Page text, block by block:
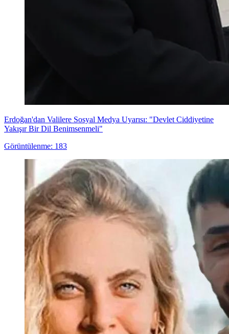
Erdoğan'dan Valilere Sosyal Medya Uyarısı: "Devlet Ciddiyetine
Yakışır Bir Dil Benimsenmeli"
Görüntülenme: 183